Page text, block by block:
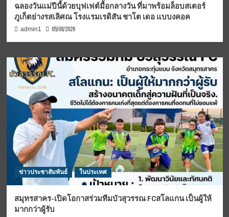
ฉลองวันแม่ปีนี้ด้วยบุฟเฟต์มื้อกลางวัน ที่มาพร้อมล็อบสเตอร์
ภูเก็ตย่างรสเลิศณ โรงแรมเรดิสัน ชาโต เดอ แบบงคอค
admin1 05/08/2026
ข่าวประชาสัมพันธ์ ในประเทศ
สมุทรสาคร-เปิดโอกาสร่วมทีมบัวสุวรรณ FCสโลแกน เป็นผู้ให้
มากกว่าผู้รับ